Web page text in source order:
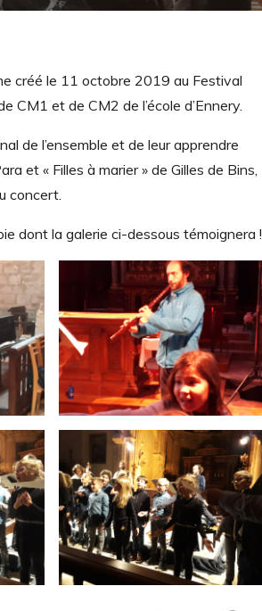
créé le 11 octobre 2019 au Festival
CM1 et de CM2 de l’école d’Ennery.
de l’ensemble et de leur apprendre
et « Filles à marier » de Gilles de Bins,
concert.
dont la galerie ci-dessous témoignera !